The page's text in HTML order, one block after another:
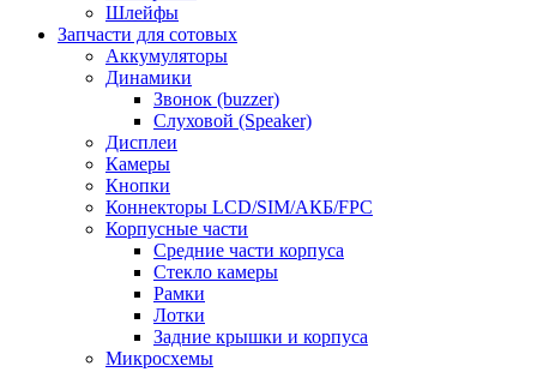
Шлейфы
Запчасти для сотовых
Аккумуляторы
Динамики
Звонок (buzzer)
Слуховой (Speaker)
Дисплеи
Камеры
Кнопки
Коннекторы LCD/SIM/АКБ/FPC
Корпусные части
Средние части корпуса
Стекло камеры
Рамки
Лотки
Задние крышки и корпуса
Микросхемы